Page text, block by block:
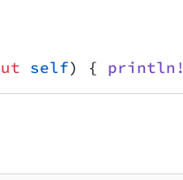
self) { println!